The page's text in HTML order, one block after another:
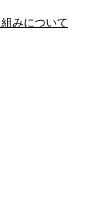
みについて